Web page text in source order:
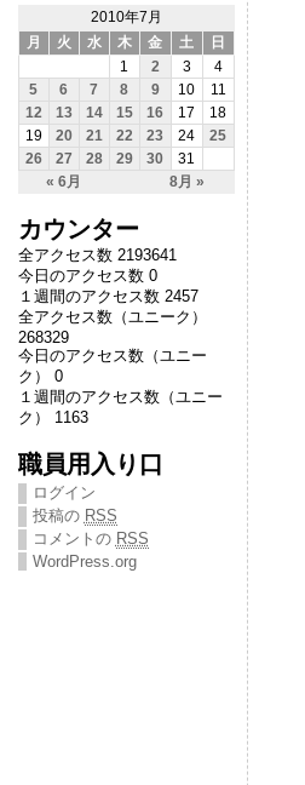
2010年7月
月
火 水 木 金 土 日
« 6月 8月 »
1 2 3
4
5
6 7 8 9 10
11
12
13 14 15 16 17
18
19
20 21 22 23 24
25
26
27 28 29 30 31
カウンター
全アクセス数 2193641
今日のアクセス数 0
１週間のアクセス数 2457
全アクセス数（ユニーク）
268329
今日のアクセス数（ユニー
ク） 0
１週間のアクセス数（ユニー
ク） 1163
職員用入り口
ログイン
投稿の RSS
コメントの RSS
WordPress.org